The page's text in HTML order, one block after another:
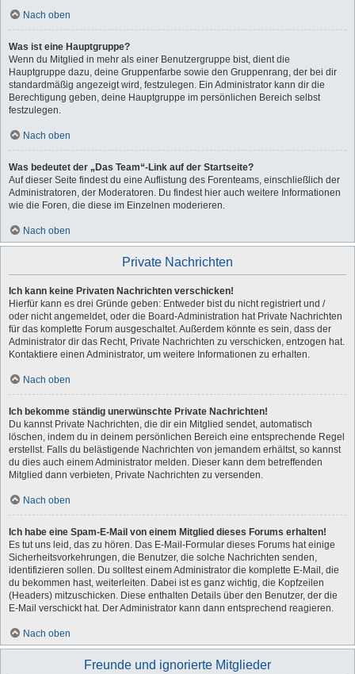
Nach oben
Was ist eine Hauptgruppe?
Wenn du Mitglied in mehr als einer Benutzergruppe bist, dient die
Hauptgruppe dazu, deine Gruppenfarbe sowie den Gruppenrang, der bei dir
standardmäßig angezeigt wird, festzulegen. Ein Administrator kann dir die
Berechtigung geben, deine Hauptgruppe im persönlichen Bereich selbst
festzulegen.
Nach oben
Was bedeutet der „Das Team“-Link auf der Startseite?
Auf dieser Seite findest du eine Auflistung des Forenteams, einschließlich der
Administratoren, der Moderatoren. Du findest hier auch weitere Informationen
wie die Foren, die diese im Einzelnen moderieren.
Nach oben
Private Nachrichten
Ich kann keine Privaten Nachrichten verschicken!
Hierfür kann es drei Gründe geben: Entweder bist du nicht registriert und /
oder nicht angemeldet, oder die Board-Administration hat Private Nachrichten
für das komplette Forum ausgeschaltet. Außerdem könnte es sein, dass der
Administrator dir das Recht, Private Nachrichten zu verschicken, entzogen hat.
Kontaktiere einen Administrator, um weitere Informationen zu erhalten.
Nach oben
Ich bekomme ständig unerwünschte Private Nachrichten!
Du kannst Private Nachrichten, die dir ein Mitglied sendet, automatisch
löschen, indem du in deinem persönlichen Bereich eine entsprechende Regel
erstellst. Falls du belästigende Nachrichten von jemandem erhältst, so kannst
du dies auch einem Administrator melden. Dieser kann dem betreffenden
Mitglied dann verbieten, Private Nachrichten zu versenden.
Nach oben
Ich habe eine Spam-E-Mail von einem Mitglied dieses Forums erhalten!
Es tut uns leid, das zu hören. Das E-Mail-Formular dieses Forums hat einige
Sicherheitsvorkehrungen, die Benutzer, die solche Nachrichten senden,
identifizieren sollen. Du solltest einem Administrator die komplette E-Mail, die
du bekommen hast, weiterleiten. Dabei ist es ganz wichtig, die Kopfzeilen
(Headers) mitzuschicken. Diese enthalten Details über den Benutzer, der die
E-Mail verschickt hat. Der Administrator kann dann entsprechend reagieren.
Nach oben
Freunde und ignorierte Mitglieder